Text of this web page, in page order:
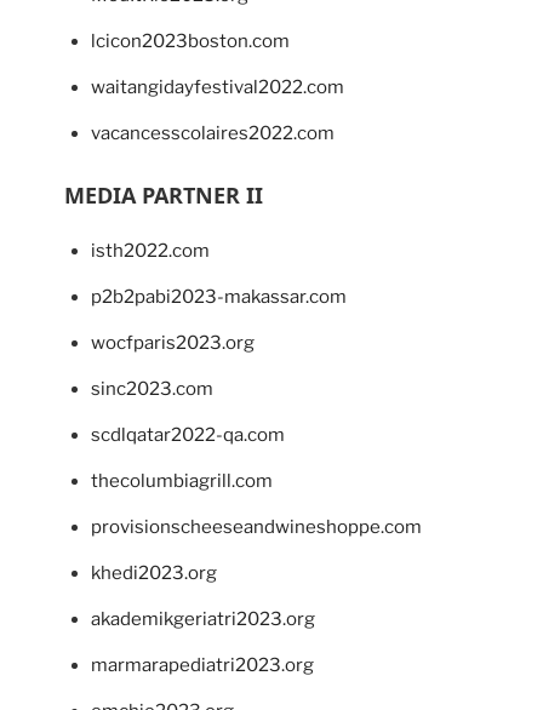
lcicon2023boston.com
waitangidayfestival2022.com
vacancesscolaires2022.com
MEDIA PARTNER II
isth2022.com
p2b2pabi2023-makassar.com
wocfparis2023.org
sinc2023.com
scdlqatar2022-qa.com
thecolumbiagrill.com
provisionscheeseandwineshoppe.com
khedi2023.org
akademikgeriatri2023.org
marmarapediatri2023.org